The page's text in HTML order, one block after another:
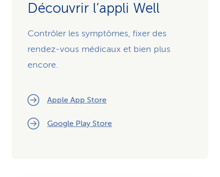
Découvrir l’appli Well
Contrôler les symptômes, fixer des
rendez-vous médicaux et bien plus
encore.
Apple App Store
Google Play Store